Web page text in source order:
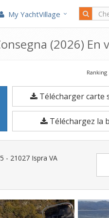
My YachtVillage
(2026) En
Le
57
S
Pro
à
Ranking
Télécharger carte
Téléchargez la
- 21027 Ispra VA